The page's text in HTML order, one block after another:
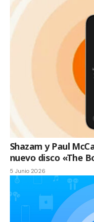
Shazam y Paul
nuevo disco «The
5 Junio 2026